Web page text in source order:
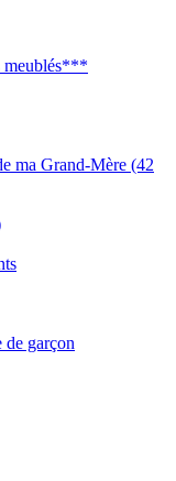
meublés***
ma Grand-Mère (42
de garçon